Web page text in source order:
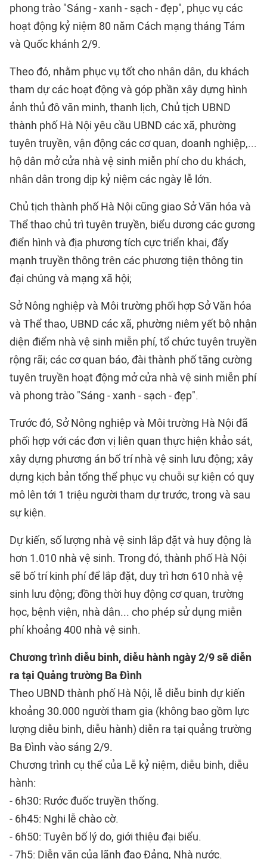
phong trào "Sáng - xanh - sạch - đẹp", phục vụ các
hoạt động kỷ niệm 80 năm Cách mạng tháng Tám
và Quốc khánh 2/9.
Theo đó, nhằm phục vụ tốt cho nhân dân, du khách
tham dự các hoạt động và góp phần xây dựng hình
ảnh thủ đô văn minh, thanh lịch, Chủ tịch UBND
thành phố Hà Nội yêu cầu UBND các xã, phường
tuyên truyền, vận động các cơ quan, doanh nghiệp,...
hộ dân mở cửa nhà vệ sinh miễn phí cho du khách,
nhân dân trong dịp kỷ niệm các ngày lễ lớn.
Chủ tịch thành phố Hà Nội cũng giao Sở Văn hóa và
Thể thao chủ trì tuyên truyền, biểu dương các gương
điển hình và địa phương tích cực triển khai, đẩy
mạnh truyền thông trên các phương tiện thông tin
đại chúng và mạng xã hội;
Sở Nông nghiệp và Môi trường phối hợp Sở Văn hóa
và Thể thao, UBND các xã, phường niêm yết bộ nhận
diện điểm nhà vệ sinh miễn phí, tổ chức tuyên truyền
rộng rãi; các cơ quan báo, đài thành phố tăng cường
tuyên truyền hoạt động mở cửa nhà vệ sinh miễn phí
và phong trào "Sáng - xanh - sạch - đẹp".
Trước đó, Sở Nông nghiệp và Môi trường Hà Nội đã
phối hợp với các đơn vị liên quan thực hiện khảo sát,
xây dựng phương án bố trí nhà vệ sinh lưu động; xây
dựng kịch bản tổng thể phục vụ chuỗi sự kiện có quy
mô lên tới 1 triệu người tham dự trước, trong và sau
sự kiện.
Dự kiến, số lượng nhà vệ sinh lắp đặt và huy động là
hơn 1.010 nhà vệ sinh. Trong đó, thành phố Hà Nội
sẽ bố trí kinh phí để lắp đặt, duy trì hơn 610 nhà vệ
sinh lưu động; đồng thời huy động cơ quan, trường
học, bệnh viện, nhà dân... cho phép sử dụng miễn
phí khoảng 400 nhà vệ sinh.
Chương trình diễu binh, diễu hành ngày 2/9 sẽ diễn
ra tại Quảng trường Ba Đình
Theo UBND thành phố Hà Nội, lễ diễu binh dự kiến
khoảng 30.000 người tham gia (không bao gồm lực
lượng diễu binh, diễu hành) diễn ra tại quảng trường
Ba Đình vào sáng 2/9.
Chương trình cụ thể của Lễ kỷ niệm, diễu binh, diễu
hành:
- 6h30: Rước đuốc truyền thống.
- 6h45: Nghi lễ chào cờ.
- 6h50: Tuyên bố lý do, giới thiệu đại biểu.
- 7h5: Diễn văn của lãnh đạo Đảng, Nhà nước.